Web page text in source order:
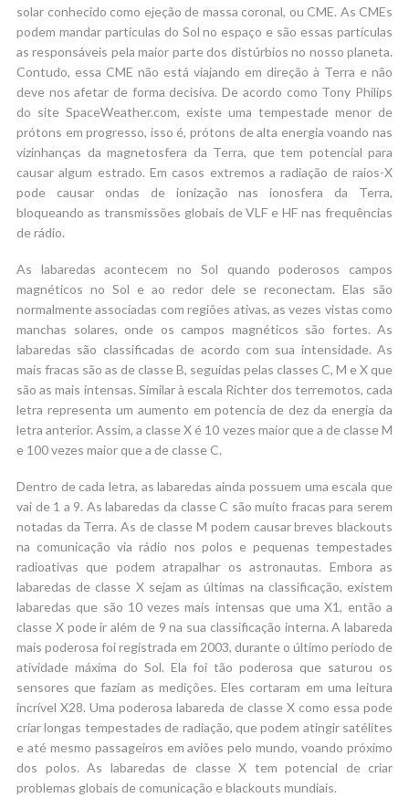
solar conhecido como ejeção de massa coronal, ou CME. As CMEs
podem mandar partículas do Sol no espaço e são essas partículas
as responsáveis pela maior parte dos distúrbios no nosso planeta.
Contudo, essa CME não está viajando em direção à Terra e não
deve nos afetar de forma decisiva. De acordo como Tony Philips
do site SpaceWeather.com, existe uma tempestade menor de
prótons em progresso, isso é, prótons de alta energia voando nas
vizinhanças da magnetosfera da Terra, que tem potencial para
causar algum estrado. Em casos extremos a radiação de raios-X
pode causar ondas de ionização nas ionosfera da Terra,
bloqueando as transmissões globais de VLF e HF nas frequências
de rádio.
As labaredas acontecem no Sol quando poderosos campos
magnéticos no Sol e ao redor dele se reconectam. Elas são
normalmente associadas com regiões ativas, as vezes vistas como
manchas solares, onde os campos magnéticos são fortes. As
labaredas são classificadas de acordo com sua intensidade. As
mais fracas são as de classe B, seguidas pelas classes C, M e X que
são as mais intensas. Similar à escala Richter dos terremotos, cada
letra representa um aumento em potencia de dez da energia da
letra anterior. Assim, a classe X é 10 vezes maior que a de classe M
e 100 vezes maior que a de classe C.
Dentro de cada letra, as labaredas ainda possuem uma escala que
vai de 1 a 9. As labaredas da classe C são muito fracas para serem
notadas da Terra. As de classe M podem causar breves blackouts
na comunicação via rádio nos polos e pequenas tempestades
radioativas que podem atrapalhar os astronautas. Embora as
labaredas de classe X sejam as últimas na classificação, existem
labaredas que são 10 vezes mais intensas que uma X1, então a
classe X pode ir além de 9 na sua classificação interna. A labareda
mais poderosa foi registrada em 2003, durante o último período de
atividade máxima do Sol. Ela foi tão poderosa que saturou os
sensores que faziam as medições. Eles cortaram em uma leitura
incrível X28. Uma poderosa labareda de classe X como essa pode
criar longas tempestades de radiação, que podem atingir satélites
e até mesmo passageiros em aviões pelo mundo, voando próximo
dos polos. As labaredas de classe X tem potencial de criar
problemas globais de comunicação e blackouts mundiais.